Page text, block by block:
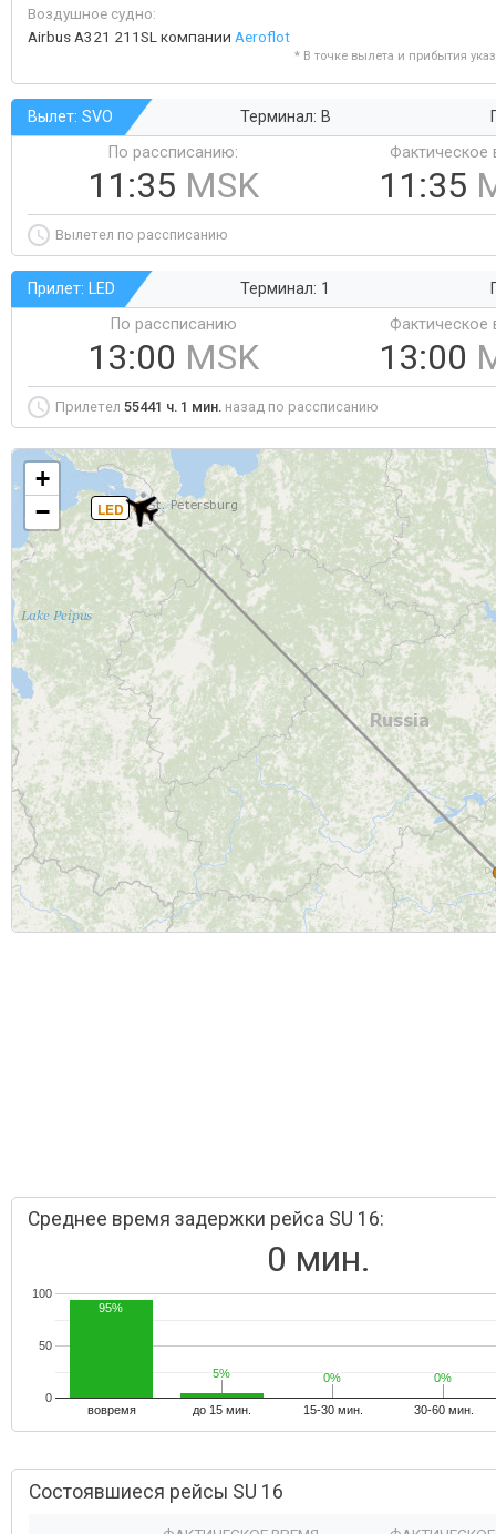
Воздушное судно:
Airbus A321 211SL компании Aeroflot
* В точке вылета и прибытия
Вылет: SVO Терминал: B
По рассписанию:
11:35 MSK
Фактическое
11:35
Вылетел по рассписанию
Прилет: LED Терминал: 1
По рассписанию
13:00 MSK
Фактическое
13:00
Прилетел 55441 ч. 1 мин. назад по рассписанию
LED
+
−
Среднее время задержки рейса SU 16:
0 мин.
вовремя до 15 мин. 15-30 мин. 30-60 мин.
0
50
100
95%
5%
5% 0%
0% 0%
0%
Состоявшиеся рейсы SU 16